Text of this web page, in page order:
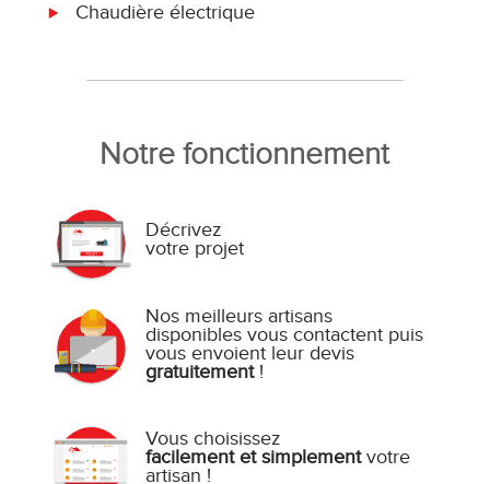
Chaudière électrique
Notre fonctionnement
Décrivez
votre projet
Nos meilleurs artisans
disponibles vous contactent puis
vous envoient leur devis
gratuitement!
Vous choisissez
facilement et simplementvotre
artisan !